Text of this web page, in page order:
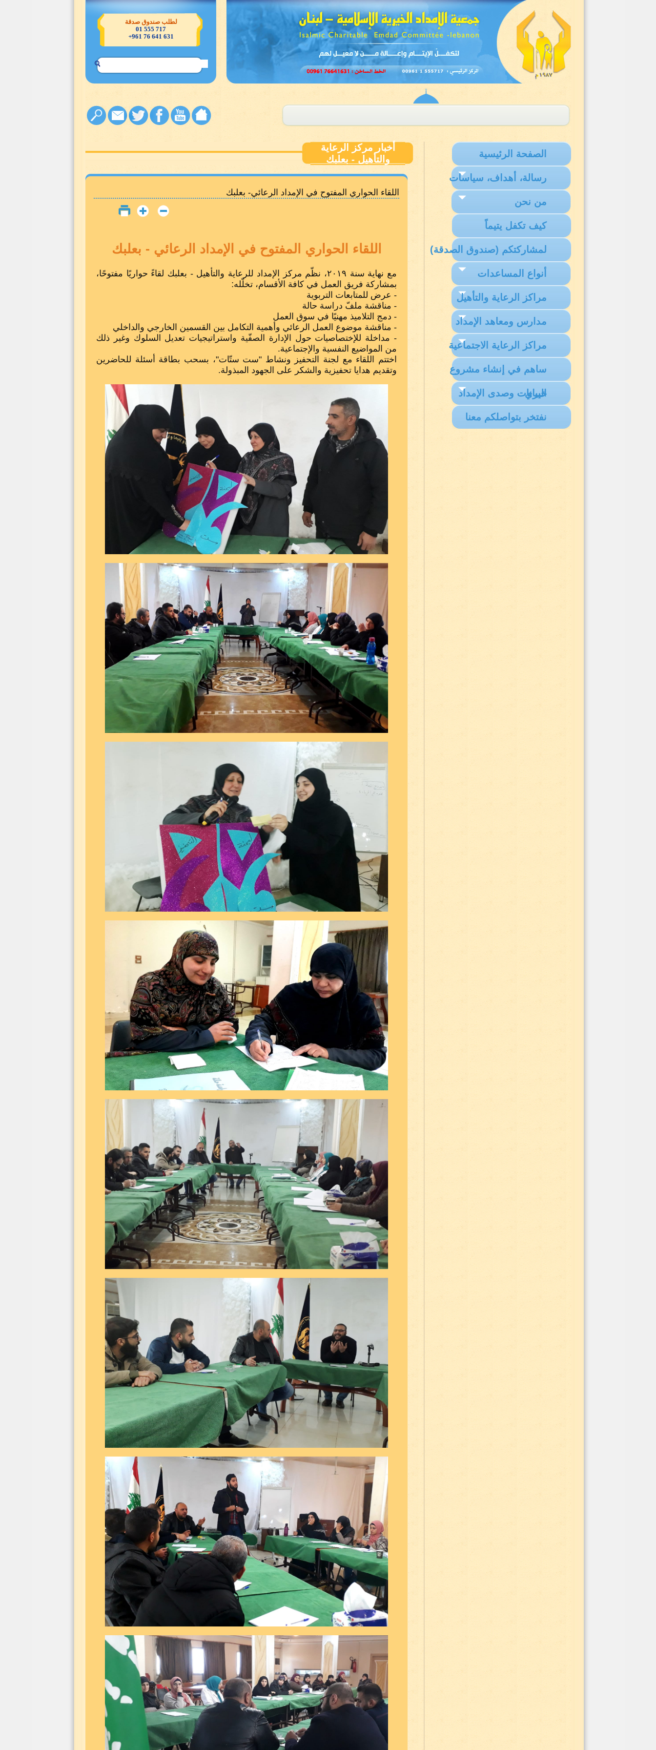
تصدّقوا خيرٌ لكم
الصفحة الرئيسية
رسالة، أهداف، سياسات
من نحن
كيف تكفل يتيماً
لمشاركتكم (صندوق الصدقة)
أنواع المساعدات
مراكز الرعاية والتأهيل
مدارس ومعاهد الإمداد
مراكز الرعاية الاجتماعية
ساهم في إنشاء مشروع
خيري
البيانات وصدى الإمداد
نفتخر بتواصلكم معنا
أخبار مركز الرعاية
والتأهيل - بعلبك
اللقاء الحواري المفتوح في الإمداد الرعائي- بعلبك
اللقاء الحواري المفتوح في الإمداد الرعائي - بعلبك
مع نهاية سنة ٢٠١٩، نظّم مركز الإمداد للرعاية والتأهيل - بعلبك لقاءً حواريًا مفتوحًا،
بمشاركة فريق العمل في كافة الأقسام، تخلّله:
- عرض للمتابعات التربوية
- مناقشة ملفّ دراسة حالة
- دمج التلاميذ مهنيًا في سوق العمل
- مناقشة موضوع العمل الرعائي وأهمية التكامل بين القسمين الخارجي والداخلي
- مداخلة للإختصاصيات حول الإدارة الصفّية واستراتيجيات تعديل السلوك وغير ذلك
من المواضيع النفسية والإجتماعية.
اختتم اللقاء مع لجنة التحفيز ونشاط "ست ستّات"، بسحب بطاقة أسئلة للحاضرين
وتقديم هدايا تحفيزية والشكر على الجهود المبذولة.